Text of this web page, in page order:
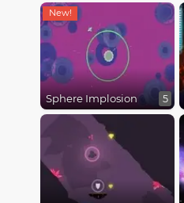
Sphere Implosion 5